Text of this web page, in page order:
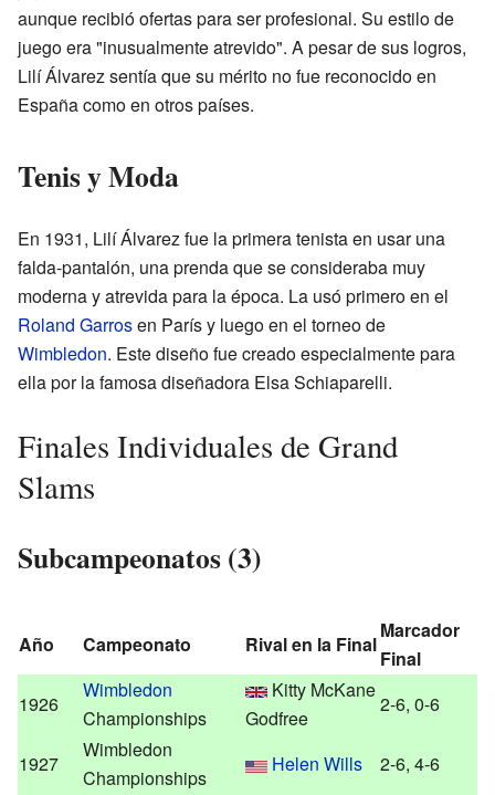
aunque recibió ofertas para ser profesional. Su estilo de
juego era "inusualmente atrevido". A pesar de sus logros,
Lilí Álvarez sentía que su mérito no fue reconocido en
España como en otros países.
Tenis y Moda
En 1931, Lilí Álvarez fue la primera tenista en usar una
falda-pantalón, una prenda que se consideraba muy
moderna y atrevida para la época. La usó primero en el
Roland Garrosen París y luego en el torneo de
Wimbledon. Este diseño fue creado especialmente para
ella por la famosa diseñadora Elsa Schiaparelli.
Finales Individuales de Grand
Slams
Subcampeonatos (3)
Año Campeonato Rival en la Final
Marcador
Final
1926
Wimbledon
Championships
Kitty McKane
Godfree
2-6, 0-6
1927
Wimbledon
Championships
Helen Wills 2-6, 4-6